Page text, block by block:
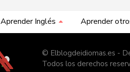
Aprender Inglés Aprender
© Elblogdeidiomas.es -
Todos los derechos